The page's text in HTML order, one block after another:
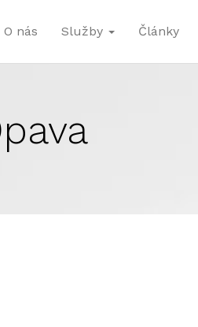
O nás Služby Články